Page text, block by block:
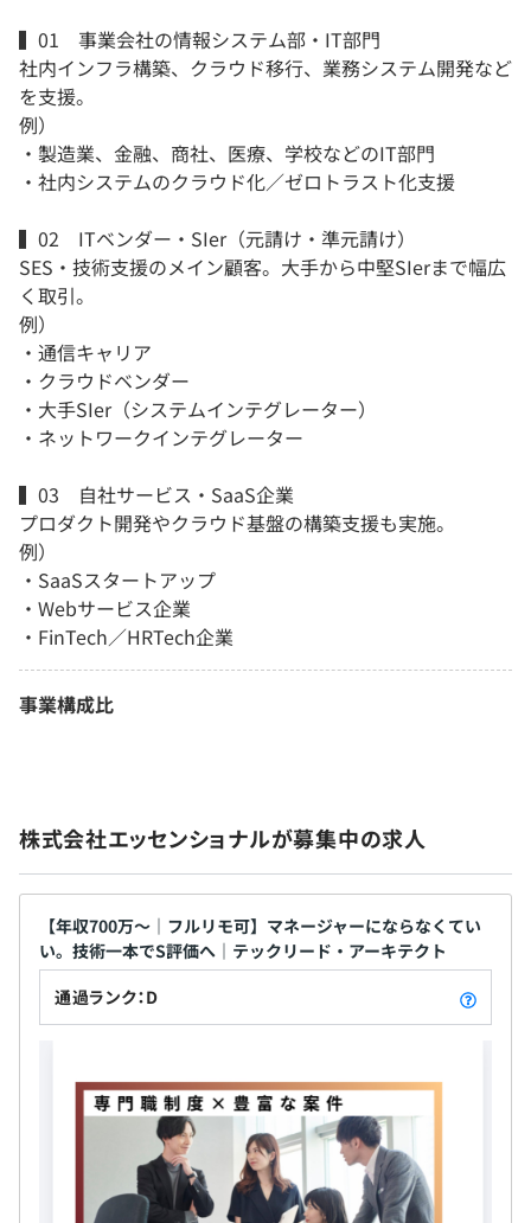
▍01 事業会社の情報システム部・IT部門
社内インフラ構築、クラウド移行、業務システム開発など
を支援。
例）
・製造業、金融、商社、医療、学校などのIT部門
・社内システムのクラウド化／ゼロトラスト化支援
▍02 ITベンダー・SIer（元請け・準元請け）
SES・技術支援のメイン顧客。大手から中堅SIerまで幅広
く取引。
例）
・通信キャリア
・クラウドベンダー
・大手SIer（システムインテグレーター）
・ネットワークインテグレーター
▍03 自社サービス・SaaS企業
プロダクト開発やクラウド基盤の構築支援も実施。
例）
・SaaSスタートアップ
・Webサービス企業
・FinTech／HRTech企業
事業構成比
株式会社エッセンショナルが募集中の求人
【年収700万〜｜フルリモ可】マネージャーにならなくてい
い。技術一本でS評価へ｜テックリード・アーキテクト
通過ランク：D